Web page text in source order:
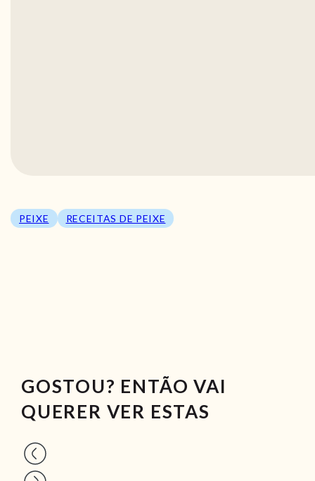
PEIXE RECEITAS DE PEIXE
GOSTOU? ENTÃO VAI
QUERER VER ESTAS